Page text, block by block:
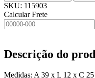
SKU: 115903
Calcular Frete
Descrição do
Medidas: A 39 x L 12 x C